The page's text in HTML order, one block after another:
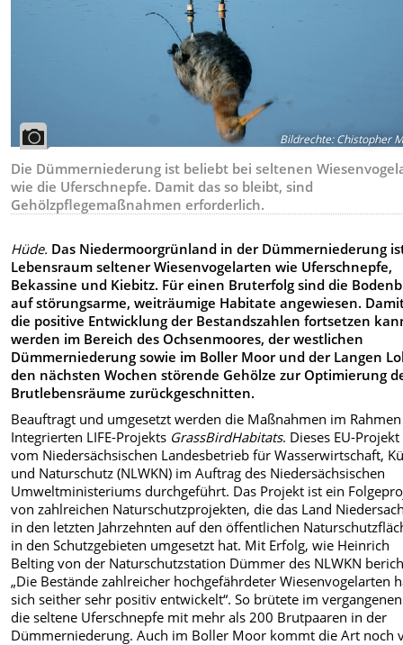
Bildrechte:Chistopher
Die Dümmerniederung ist beliebt bei seltenen
wie die Uferschnepfe. Damit das so bleibt, sind
Gehölzpflegemaßnahmen erforderlich.
Hüde. Das Niedermoorgrünland in der Dümmerniederung
Lebensraum seltener Wiesenvogelarten wie Uferschnepfe,
Bekassine und Kiebitz. Für einen Bruterfolg sind die
auf störungsarme, weiträumige Habitate angewiesen.
die positive Entwicklung der Bestandszahlen fortsetzen
werden im Bereich des Ochsenmoores, der westlichen
Dümmerniederung sowie im Boller Moor und der Langen
den nächsten Wochen störende Gehölze zur Optimierung
Brutlebensräume zurückgeschnitten.
Beauftragt und umgesetzt werden die Maßnahmen im
Integrierten LIFE-Projekts GrassBirdHabitats. Dieses EU-
vom Niedersächsischen Landesbetrieb für Wasserwirtschaft,
und Naturschutz (NLWKN) im Auftrag des Niedersächsischen
Umweltministeriums durchgeführt. Das Projekt ist ein
von zahlreichen Naturschutzprojekten, die das Land
in den letzten Jahrzehnten auf den öffentlichen
in den Schutzgebieten umgesetzt hat. Mit Erfolg, wie Heinrich
Belting von der Naturschutzstation Dümmer des NLWKN
„Die Bestände zahlreicher hochgefährdeter Wiesenvogelarten
sich seither sehr positiv entwickelt“. So brütete im
die seltene Uferschnepfe mit mehr als 200 Brutpaaren in der
Dümmerniederung. Auch im Boller Moor kommt die Art noch